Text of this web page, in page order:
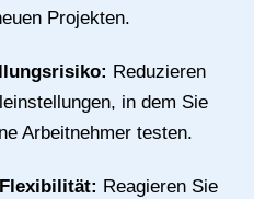
Projekten.
Reduzieren
in dem Sie
Arbeitnehmer testen.
Reagieren Sie